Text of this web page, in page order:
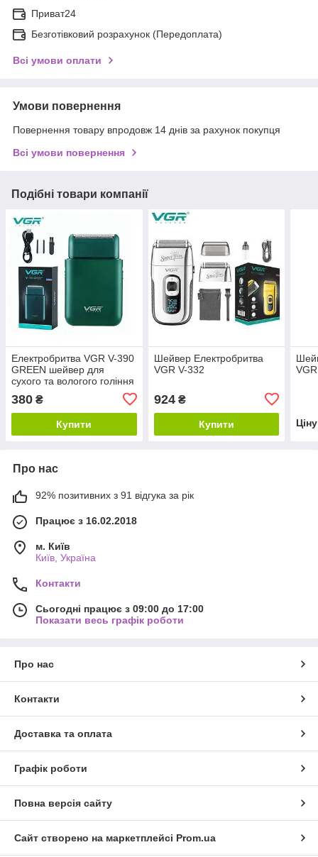
Приват24
Безготівковий розрахунок (Передоплата)
Всі умови оплати
Умови повернення
Повернення товару впродовж 14 днів за рахунок покупця
Всі умови повернення
Подібні товари компанії
Електробритва VGR V-390
GREEN шейвер для
сухого та вологого гоління
380 ₴
Купити
Шейвер Електробритва
VGR V-332
924₴
Купити
Про нас
92% позитивних з 91 відгука за рік
Працює з 16.02.2018
м. Київ
Київ, Україна
Контакти
Сьогодні працює з 09:00 до 17:00
Показати весь графік роботи
Про нас
Контакти
Доставка та оплата
Графік роботи
Повна версія сайту
Сайт створено на маркетплейсі Prom.ua